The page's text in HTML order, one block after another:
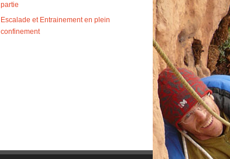
partie
Escalade et Entrainement en plein
confinement